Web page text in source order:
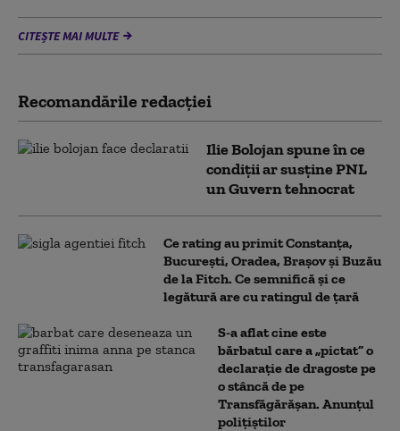
CITEȘTE MAI MULTE
Recomandările redacţiei
Ilie Bolojan spune în ce
condiții ar susține PNL
un Guvern tehnocrat
Ce rating au primit Constanța,
București, Oradea, Brașov și Buzău
de la Fitch. Ce semnifică și ce
legătură are cu ratingul de țară
S-a aflat cine este
bărbatul care a „pictat” o
declarație de dragoste pe
o stâncă de pe
Transfăgărășan. Anunțul
polițiștilor